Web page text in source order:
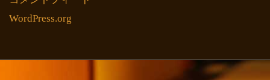
WordPress.org